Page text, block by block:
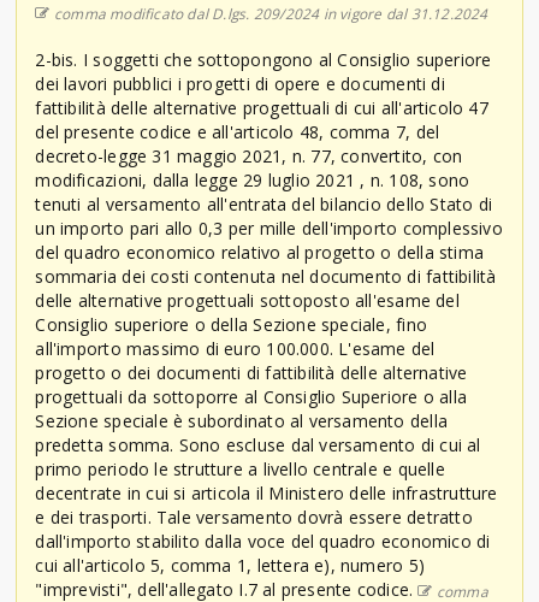
comma modificato dal D.lgs. 209/2024 in vigore dal 31.12.2024
2-bis. I soggetti che sottopongono al Consiglio superiore
dei lavori pubblici i progetti di opere e documenti di
fattibilità delle alternative progettuali di cui all'articolo 47
del presente codice e all'articolo 48, comma 7, del
decreto-legge 31 maggio 2021, n. 77, convertito, con
modificazioni, dalla legge 29 luglio 2021 , n. 108, sono
tenuti al versamento all'entrata del bilancio dello Stato di
un importo pari allo 0,3 per mille dell'importo complessivo
del quadro economico relativo al progetto o della stima
sommaria dei costi contenuta nel documento di fattibilità
delle alternative progettuali sottoposto all'esame del
Consiglio superiore o della Sezione speciale, fino
all'importo massimo di euro 100.000. L'esame del
progetto o dei documenti di fattibilità delle alternative
progettuali da sottoporre al Consiglio Superiore o alla
Sezione speciale è subordinato al versamento della
predetta somma. Sono escluse dal versamento di cui al
primo periodo le strutture a livello centrale e quelle
decentrate in cui si articola il Ministero delle infrastrutture
e dei trasporti. Tale versamento dovrà essere detratto
dall'importo stabilito dalla voce del quadro economico di
cui all'articolo 5, comma 1, lettera e), numero 5)
"imprevisti", dell'allegato I.7 al presente codice.
comma